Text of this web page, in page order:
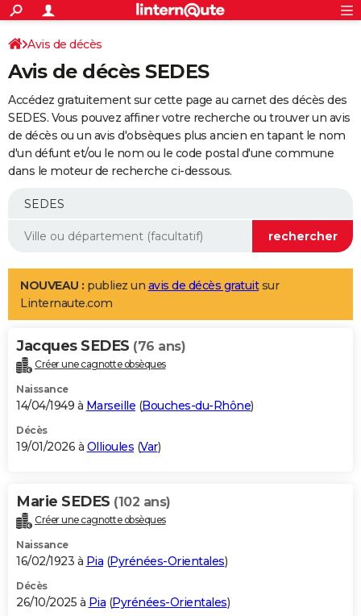
ACTUALITÉS
Politique
Société
Faits Divers
Education
Monde
Villes
+
SPORT
Coupe du monde 2026
Football
Tennis
Cyclisme
Rugby
Forum
Programme TV
TNT
Streaming
Cinéma
Sorties cinéma
Musique
+
FINANCE
Retraite
Impôts
Epargne
Immobilier
Risques naturels par ville
Banque
Assurance
Crédit
AUTO
Essais
Réserver un essai
Citadines
Berlines
SUV
Forum auto
+
Mobiles
Meilleur smartphone
Internet
Ordinateurs
Jeux vidéo
Guide high-tech
Aménagement intérieur
LIFESTYLE
Art de vivre
Bien-être
Loisirs
Mode
Modes de vie
Alimentation
Guide de la santé
Maladies
Médicaments
Sommeil
VOYAGE
Destinations
City break
Voyage nature
Voyage de noces
Forum
Climat
+PHOTO
GUIDES D'ACHAT
BONS PLANS
Carte de Noël
Carte Bonne année
Carte Saint-Valentin
Carte Pâques
Carte d'anniversaire
DICTIONNAIRE
Dictionnaire
Biographies
Citations
Expressions
Proverbes
PROGRAMME TV
S'inscrire
Se connecter
Lycées
Collèges
Primaires
Universités
Entreprises
Service militaire
Avis de recherche
AVIS DE DÉCÈS
Avis de décès
Avis de décès SEDES
Accédez gratuitement sur cette page au carnet des décès des
SEDES. Vous pouvez affiner votre recherche ou trouver un avis
de décès ou un avis d'obsèques plus ancien en tapant le nom
d'un défunt et/ou le nom ou le code postal d'une commune
dans le moteur de recherche ci-dessous.
NOUVEAU : publiez un avis de décès gratuitsur
Linternaute.com
Jacques SEDES (76 ans)
Créer une cagnotte obsèques
Naissance
14/04/1949 à Marseille (Bouches-du-Rhône)
Décès
19/01/2026 à Ollioules (Var)
Marie SEDES (102 ans)
Créer une cagnotte obsèques
Naissance
16/02/1923 à Pia (Pyrénées-Orientales)
Décès
26/10/2025 à Pia (Pyrénées-Orientales)